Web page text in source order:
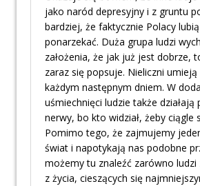
jako naród depresyjny i z gruntu
bardziej, że faktycznie Polacy
ponarzekać. Duża grupa ludzi
założenia, że jak już jest dobrze,
zaraz się popsuje. Nieliczni umieją
każdym następnym dniem. W
uśmiechnięci ludzie także działają
nerwy, bo kto widział, żeby ciągle
Pomimo tego, że zajmujemy
świat i napotykają nas podobne
możemy tu znaleźć zarówno ludzi
z życia, cieszących się